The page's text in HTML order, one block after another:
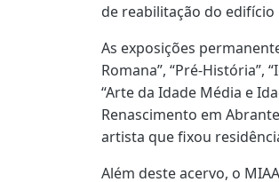
de reabilitação do edifício
As exposições
Romana”, “Pré-História”,
“Arte da Idade Média e
Renascimento em
artista que fixou
Além deste acervo, o